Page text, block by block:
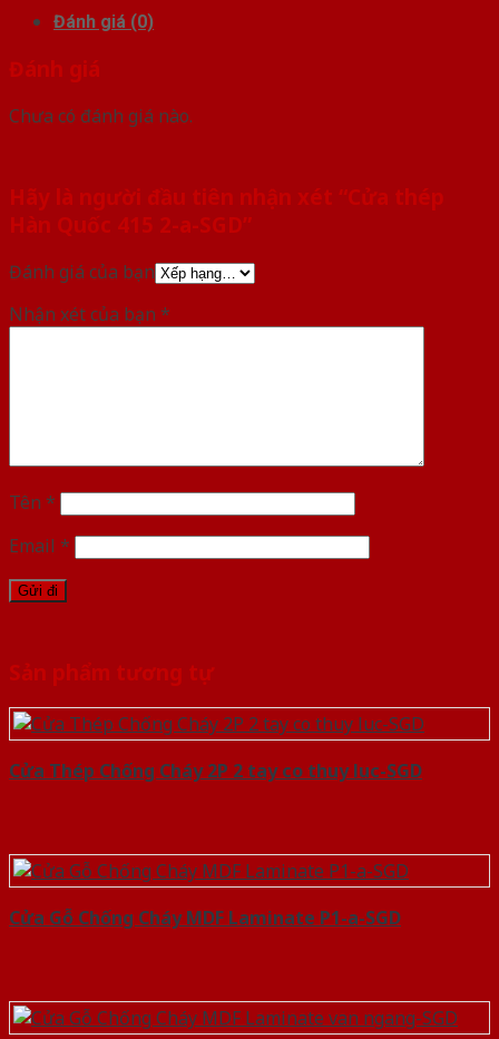
Đánh giá (0)
Đánh giá
Chưa có đánh giá nào.
Hãy là người đầu tiên nhận xét “Cửa thép
Hàn Quốc 415 2-a-SGD”
Đánh giá của bạn
Nhận xét của bạn *
Tên *
Email *
Sản phẩm tương tự
Cửa Thép Chống Cháy 2P 2 tay co thuy luc-SGD
Cửa Gỗ Chống Cháy MDF Laminate P1-a-SGD